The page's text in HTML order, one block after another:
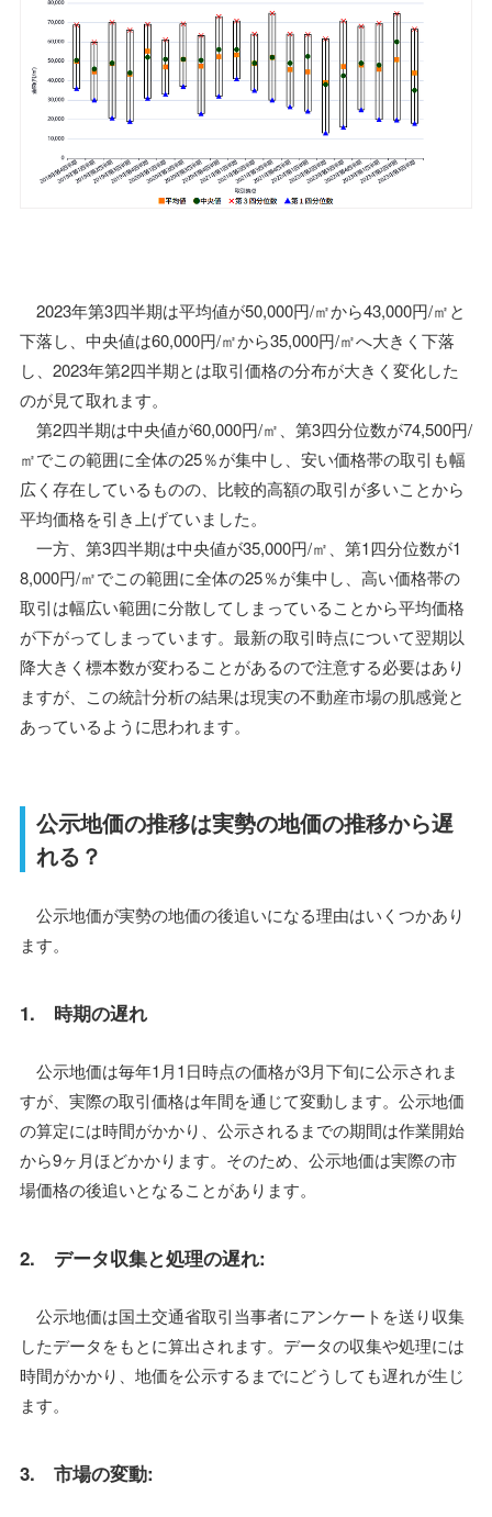
2023年第3四半期は平均値が50,000円/㎡から43,000円/㎡と
下落し、中央値は60,000円/㎡から35,000円/㎡へ大きく下落
し、2023年第2四半期とは取引価格の分布が大きく変化した
のが見て取れます。
第2四半期は中央値が60,000円/㎡、第3四分位数が74,500円/
㎡でこの範囲に全体の25％が集中し、安い価格帯の取引も幅
広く存在しているものの、比較的高額の取引が多いことから
平均価格を引き上げていました。
一方、第3四半期は中央値が35,000円/㎡、第1四分位数が1
8,000円/㎡でこの範囲に全体の25％が集中し、高い価格帯の
取引は幅広い範囲に分散してしまっていることから平均価格
が下がってしまっています。最新の取引時点について翌期以
降大きく標本数が変わることがあるので注意する必要はあり
ますが、この統計分析の結果は現実の不動産市場の肌感覚と
あっているように思われます。
公示地価の推移は実勢の地価の推移から遅
れる？
公示地価が実勢の地価の後追いになる理由はいくつかあり
ます。
1. 時期の遅れ
公示地価は毎年1月1日時点の価格が3月下旬に公示されま
すが、実際の取引価格は年間を通じて変動します。公示地価
の算定には時間がかかり、公示されるまでの期間は作業開始
から9ヶ月ほどかかります。そのため、公示地価は実際の市
場価格の後追いとなることがあります。
2. データ収集と処理の遅れ:
公示地価は国土交通省取引当事者にアンケートを送り収集
したデータをもとに算出されます。データの収集や処理には
時間がかかり、地価を公示するまでにどうしても遅れが生じ
ます。
3. 市場の変動: